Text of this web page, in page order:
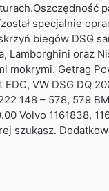
specjalnie
biegów DSG
oraz
mokrymi. Getrag
VW DSG DQ
148 – 578, 579
Volvo 1161838,
szukasz.